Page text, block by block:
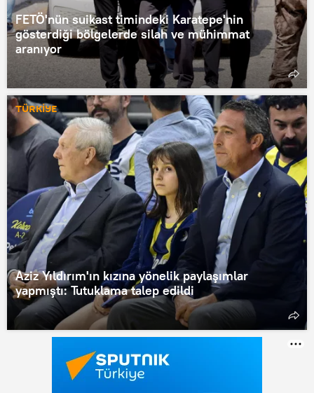
FETÖ'nün suikast timindeki Karatepe'nin
gösterdiği bölgelerde silah ve mühimmat
aranıyor
TÜRKİYE
Aziz Yıldırım'ın kızına yönelik paylaşımlar
yapmıştı: Tutuklama talep edildi